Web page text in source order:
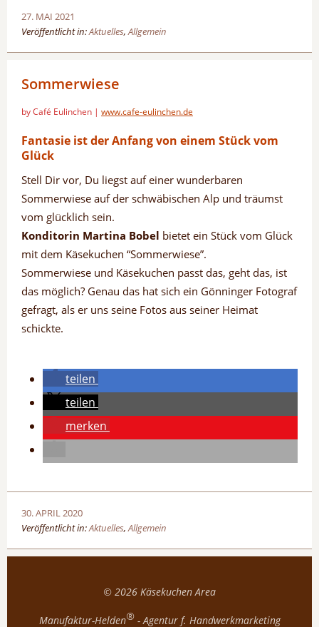
27. MAI 2021
Veröffentlicht in:Aktuelles,Allgemein
Sommerwiese
by Café Eulinchen | www.cafe-eulinchen.de
Fantasie ist der Anfang von einem Stück vom
Glück
Stell Dir vor, Du liegst auf einer wunderbaren
Sommerwiese auf der schwäbischen Alp und träumst
vom glücklich sein.
Konditorin Martina Bobel bietet ein Stück vom Glück
mit dem Käsekuchen “Sommerwiese”.
Sommerwiese und Käsekuchen passt das, geht das, ist
das möglich? Genau das hat sich ein Gönninger Fotograf
gefragt, als er uns seine Fotos aus seiner Heimat
schickte.
teilen
teilen
merken
30. APRIL 2020
Veröffentlicht in:Aktuelles, Allgemein
© 2026 Käsekuchen Area
Manufaktur-Helden®- Agentur f. Handwerkmarketing